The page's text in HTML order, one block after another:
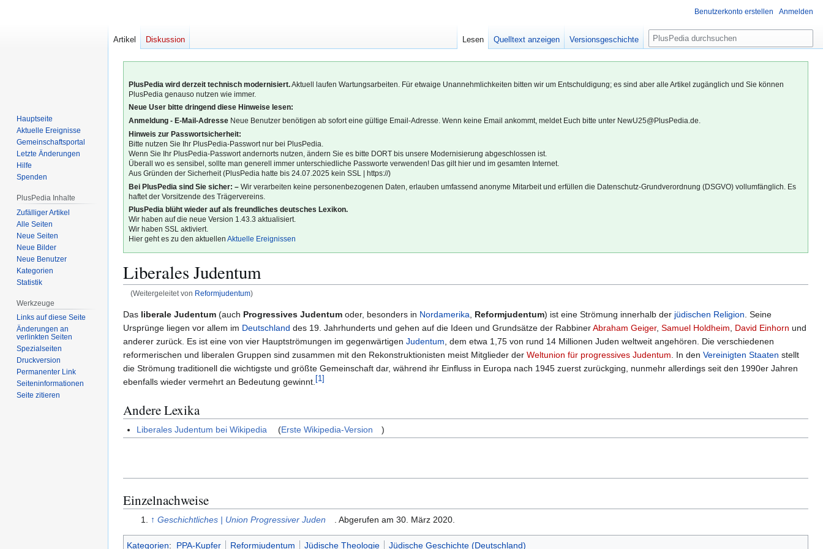
PlusPedia wird derzeit technisch modernisiert.Aktuell laufen Wartungsarbeiten. Für etwaige Unannehmlichkeiten bitten wir um Entschuldigung; es sind aber alle Artikel zugänglich und Sie können
PlusPedia genauso nutzen wie immer.
Neue User bitte dringend diese Hinweise lesen:
Anmeldung - E-Mail-Adresse Neue Benutzer benötigen ab sofort eine gültige Email-Adresse. Wenn keine Email ankommt, meldet Euch bitte unter NewU25@PlusPedia.de.
Hinweis zur Passwortsicherheit:
Bitte nutzen Sie Ihr PlusPedia-Passwort nur bei PlusPedia.
Wenn Sie Ihr PlusPedia-Passwort andernorts nutzen, ändern Sie es bitte DORT bis unsere Modernisierung abgeschlossen ist.
Überall wo es sensibel, sollte man generell immer unterschiedliche Passworte verwenden! Das gilt hier und im gesamten Internet.
Aus Gründen der Sicherheit (PlusPedia hatte bis 24.07.2025 kein SSL | https://)
Bei PlusPedia sind Sie sicher: – Wir verarbeiten keine personenbezogenen Daten, erlauben umfassend anonyme Mitarbeit und erfüllen die Datenschutz-Grundverordnung (DSGVO) vollumfänglich. Es
haftet der Vorsitzende des Trägervereins.
PlusPedia blüht wieder auf als freundliches deutsches Lexikon.
Wir haben auf die neue Version 1.43.3 aktualisiert.
Wir haben SSL aktiviert.
Hier geht es zu den aktuellenAktuelle Ereignissen
Liberales Judentum
(Weitergeleitet von Reformjudentum)
Zur
Navigation
springen
Zur
Suche
springen
Das liberale Judentum (auch Progressives Judentum oder, besonders in Nordamerika, Reformjudentum) ist eine Strömung innerhalb der jüdischen Religion. Seine
Ursprünge liegen vor allem im Deutschland des 19. Jahrhunderts und gehen auf die Ideen und Grundsätze der RabbinerAbraham Geiger, Samuel Holdheim, David Einhorn und
anderer zurück. Es ist eine von vier Hauptströmungen im gegenwärtigen Judentum, dem etwa 1,75 von rund 14 Millionen Juden weltweit angehören. Die verschiedenen
reformerischen und liberalen Gruppen sind zusammen mit den Rekonstruktionisten meist Mitglieder der Weltunion für progressives Judentum. In den Vereinigten Staaten stellt
die Strömung traditionell die wichtigste und größte Gemeinschaft dar, während ihr Einfluss in Europa nach 1945 zuerst zurückging, nunmehr allerdings seit den 1990er Jahren
ebenfalls wieder vermehrt an Bedeutung gewinnt.[1]
Andere Lexika
Liberales Judentum bei Wikipedia (Erste Wikipedia-Version )
Einzelnachweise
↑ Geschichtliches | Union Progressiver Juden . Abgerufen am 30. März 2020.
Kategorien: PPA-Kupfer Reformjudentum Jüdische Theologie Jüdische Geschichte (Deutschland)
Benutzerkonto erstellen Anmelden
Artikel Diskussion Lesen Quelltext anzeigen Versionsgeschichte
S
u
c
e
Hauptseite
Aktuelle Ereignisse
Gemeinschafts­portal
Letzte Änderungen
Hilfe
Spenden
PlusPedia Inhalte
Zufälliger Artikel
Alle Seiten
Neue Seiten
Neue Bilder
Neue Benutzer
Kategorien
Statistik
Werkzeuge
Links auf diese Seite
Änderungen an
verlinkten Seiten
Spezialseiten
Druckversion
Permanenter Link
Seiten­­informationen
Seite zitieren